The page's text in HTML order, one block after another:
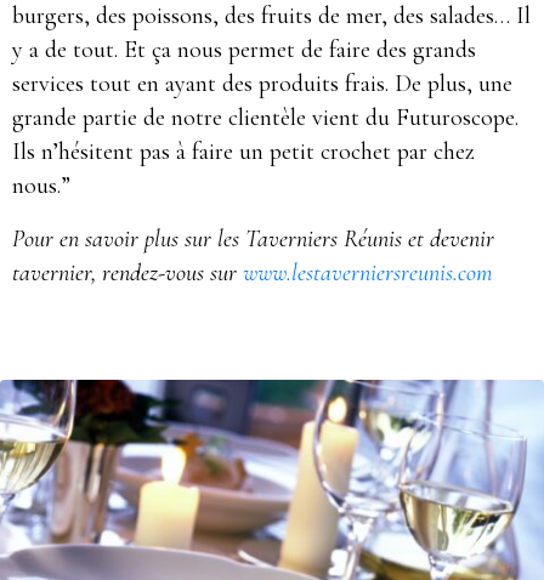
burgers, des poissons, des fruits de mer, des salades… Il
y a de tout. Et ça nous permet de faire des grands
services tout en ayant des produits frais. De plus, une
grande partie de notre clientèle vient du Futuroscope.
Ils n’hésitent pas à faire un petit crochet par chez
nous.”
Pour en savoir plus sur les Taverniers Réunis et devenir
tavernier, rendez-vous sur www.lestaverniersreunis.com